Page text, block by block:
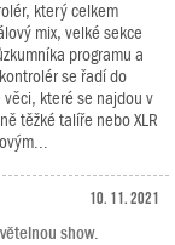
který celkem
mix, velké sekce
programu a
se řadí do
které se najdou v
těžké talíře nebo XLR
10. 11. 2021
show.